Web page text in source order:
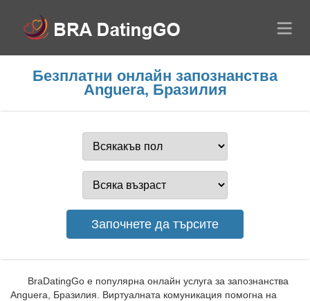
Безплатни онлайн запознанства
Anguera, Бразилия
BraDatingGo е популярна онлайн услуга за запознанства
Anguera, Бразилия. Виртуалната комуникация помогна на